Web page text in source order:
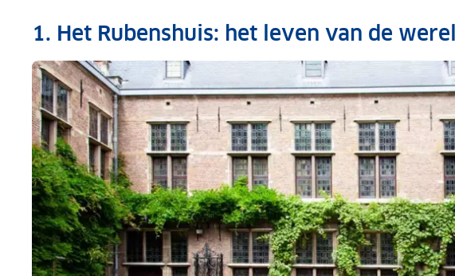
1. Het Rubenshuis: het leven van de